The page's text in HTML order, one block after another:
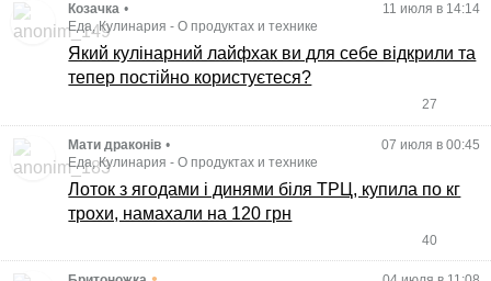
Козачка •
11 июля в 14:14
Еда, Кулинария -О продуктах и технике
Який кулінарний лайфхак ви для себе відкрили та
тепер постійно користуєтеся?
27
Мати драконів •
07 июля в 00:45
Еда, Кулинария -О продуктах и технике
Лоток з ягодами і динями біля ТРЦ, купила по кг
трохи, намахали на 120 грн
40